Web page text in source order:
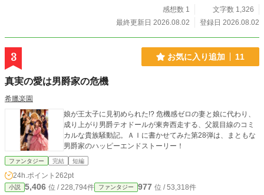
感想数 1
文字数 1,326
最終更新日 2026.08.02
登録日 2026.08.02
3 お気に入り追加 11
真実の愛は男爵家の危機
希臘楽園
娘が王太子に見初められた!? 危機感ゼロの妻と娘に代わり、
成り上がり男爵テオドールが東奔西走する、父親目線のコミ
カルな貴族騒動記。ＡＩに書かせてみた第28弾は、まともな
男爵家のハッピーエンドストーリー！
ファンタジー 完結 短編
24h.ポイント 262pt
小説 5,406 位 / 228,794件 ファンタジー 977 位 / 53,318件